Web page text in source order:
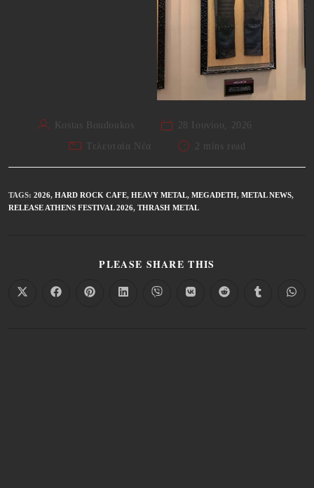
Kostas Boudoukos
28 Ιουνίου, 2026
Τελευταία Νέα
2 mins read
TAGS: 2026, HARD ROCK CAFE, HEAVY METAL, MEGADETH, METAL NEWS,
RELEASE ATHENS FESTIVAL 2026, THRASH METAL
PLEASE SHARE THIS